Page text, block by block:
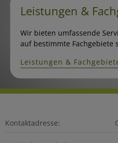
Leistungen &
Wir bieten umfassende
auf bestimmte Fachgebiete
Leistungen &
Kontaktadresse: